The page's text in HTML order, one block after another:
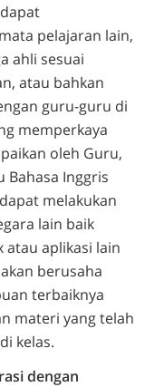
pelajaran lain,
ahli sesuai
atau bahkan
guru-guru di
memperkaya
oleh Guru,
Bahasa Inggris
melakukan
lain baik
atau aplikasi lain
berusaha
terbaiknya
materi yang telah
kelas.
dengan